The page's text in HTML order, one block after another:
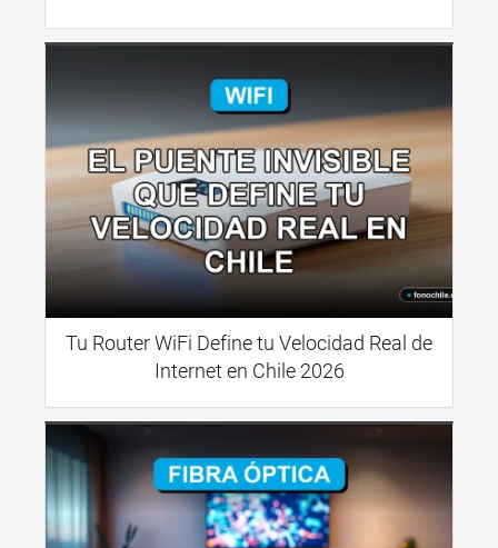
Tu Router WiFi Define tu Velocidad Real de
Internet en Chile 2026